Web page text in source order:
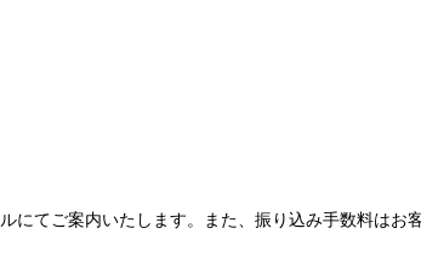
にてご案内いたします。また、振り込み手数料はお